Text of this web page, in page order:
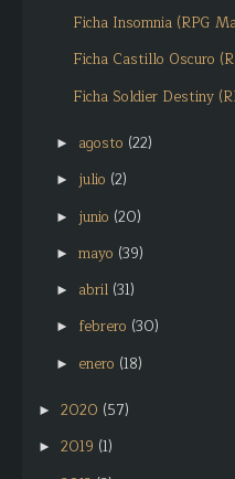
Ficha Insomnia (RPG
Ficha Castillo Oscuro
Ficha Soldier Destiny
► agosto (22)
► julio (2)
► junio (20)
► mayo (39)
► abril (31)
► febrero (30)
► enero (18)
► 2020 (57)
► 2019 (1)